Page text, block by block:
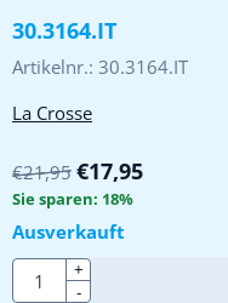
30.3164.IT
Artikelnr.: 30.3164.IT
La Crosse
€21,95 €17,95
Sie sparen: 18%
Ausverkauft
Anzahl
+
-